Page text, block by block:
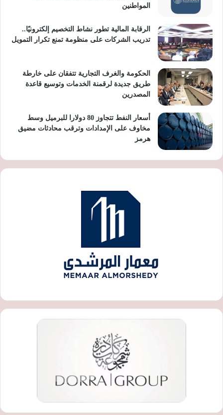
المواطنين
الرقابة المالية تطور نشاط التخصيم إلكترونيًا..
تدريب الشركات على منظومة تمنع تكرار التمويل
الحكومة والغرف التجارية تتفقان على خارطة
طريق جديدة لرقمنة الخدمات وتوسيع قاعدة
المصدرين
أسعار النفط تتجاوز 80 دولارا للبرميل وسط
مخاوف على الإمدادات وترقب محادثات مضيق
هرمز